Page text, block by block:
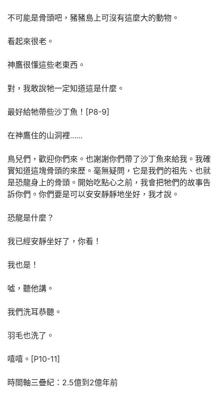
不可能是骨頭吧，豬豬島上可沒有這麼大的動物。
看起來很老。
神鷹很懂這些老東西。
對，我敢說牠一定知道這是什麼。
最好給牠帶些沙丁魚！[P8-9]
在神鷹住的山洞裡……
鳥兒們，歡迎你們來。也謝謝你們帶了沙丁魚來給我。我確
實知道這塊骨頭的來歷。毫無疑問，它是我們的祖先、也就
是恐龍身上的骨頭。開始吃點心之前，我會把牠們的故事告
訴你們。你們要是可以安安靜靜地坐好，我才說。
恐龍是什麼？
我已經安靜坐好了，你看！
我也是！
噓，聽他講。
我們洗耳恭聽。
羽毛也洗了。
嘻嘻。[P10-11]
時間軸三疊紀：2.5億到2億年前